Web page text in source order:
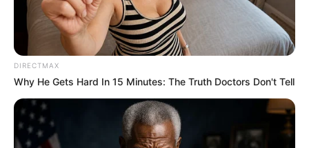
DIRECTMAX
Why He Gets Hard In 15 Minutes: The Truth Doctors Don't Tell